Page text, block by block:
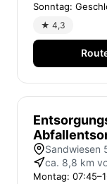
Sonntag:
★ 4,3
Sandwiesen
ca. 8,8 km
Montag: